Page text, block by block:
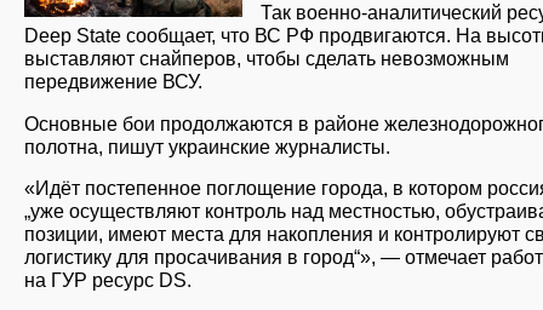
Так военно-аналитический
Deep State сообщает, что ВС РФ продвигаются. На
выставляют снайперов, чтобы сделать невозможным
передвижение ВСУ.
Основные бои продолжаются в районе
полотна, пишут украинские журналисты.
«Идёт постепенное поглощение города, в котором
„уже осуществляют контроль над местностью,
позиции, имеют места для накопления и контролируют
логистику для просачивания в город“», — отмечает
на ГУР ресурс DS.